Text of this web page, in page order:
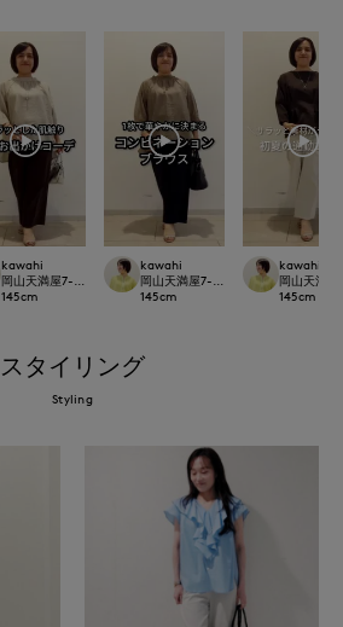
kawahi
岡山天満屋7-IDconcept.
145cm
kawahi
岡山天満屋7-IDconcept.
145cm
kawahi
岡山天満
145cm
スタイリング
Styling